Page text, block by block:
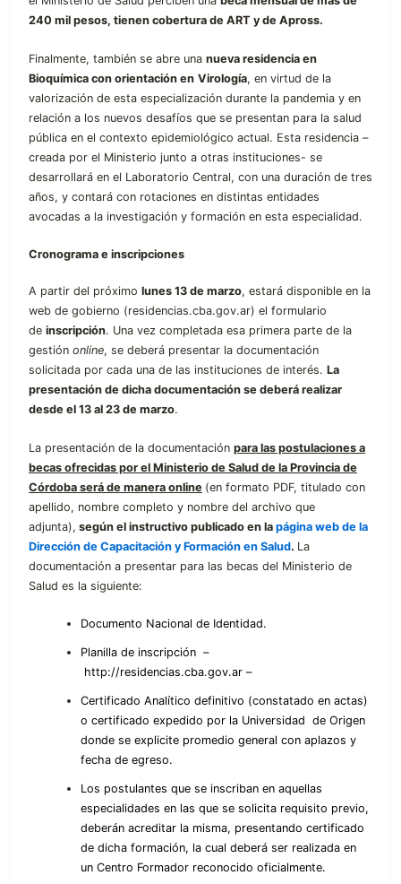
240 mil pesos, tienen cobertura de ART y de Apross.
Finalmente, también se abre una nueva residencia en
Bioquímica con orientación en Virología, en virtud de la
valorización de esta especialización durante la pandemia y en
relación a los nuevos desafíos que se presentan para la salud
pública en el contexto epidemiológico actual. Esta residencia –
creada por el Ministerio junto a otras instituciones- se
desarrollará en el Laboratorio Central, con una duración de tres
años, y contará con rotaciones en distintas entidades
avocadas a la investigación y formación en esta especialidad.
Cronograma e inscripciones
A partir del próximo lunes 13 de marzo, estará disponible en la
web de gobierno (residencias.cba.gov.ar) el formulario
de inscripción. Una vez completada esa primera parte de la
gestión online, se deberá presentar la documentación
solicitada por cada una de las instituciones de interés. La
presentación de dicha documentación se deberá realizar
desde el 13 al 23 de marzo.
La presentación de la documentación para las postulaciones a
becas ofrecidas por el Ministerio de Salud de la Provincia de
Córdoba será de manera online (en formato PDF, titulado con
apellido, nombre completo y nombre del archivo que
adjunta), según el instructivo publicado en la página web de la
Dirección de Capacitación y Formación en Salud. La
documentación a presentar para las becas del Ministerio de
Salud es la siguiente:
Documento Nacional de Identidad.
Planilla de inscripción –
http://residencias.cba.gov.ar –
Certificado Analítico definitivo (constatado en actas)
o certificado expedido por la Universidad de Origen
donde se explicite promedio general con aplazos y
fecha de egreso.
Los postulantes que se inscriban en aquellas
especialidades en las que se solicita requisito previo,
deberán acreditar la misma, presentando certificado
de dicha formación, la cual deberá ser realizada en
un Centro Formador reconocido oficialmente.